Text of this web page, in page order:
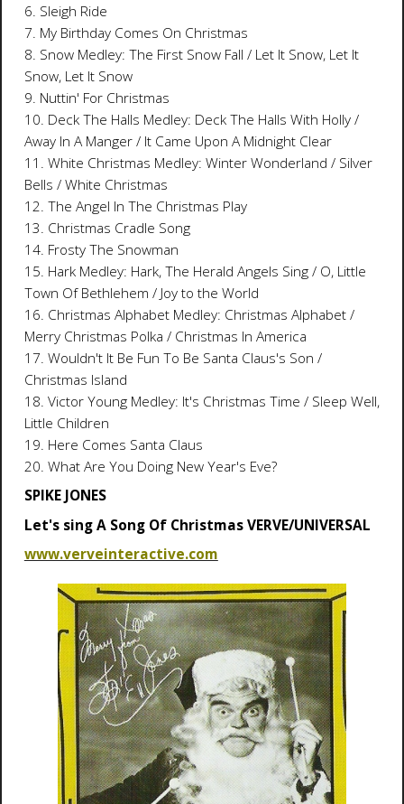
6. Sleigh Ride
7. My Birthday Comes On Christmas
8. Snow Medley: The First Snow Fall / Let It Snow, Let It
Snow, Let It Snow
9. Nuttin' For Christmas
10. Deck The Halls Medley: Deck The Halls With Holly /
Away In A Manger / It Came Upon A Midnight Clear
11. White Christmas Medley: Winter Wonderland / Silver
Bells / White Christmas
12. The Angel In The Christmas Play
13. Christmas Cradle Song
14. Frosty The Snowman
15. Hark Medley: Hark, The Herald Angels Sing / O, Little
Town Of Bethlehem / Joy to the World
16. Christmas Alphabet Medley: Christmas Alphabet /
Merry Christmas Polka / Christmas In America
17. Wouldn't It Be Fun To Be Santa Claus's Son /
Christmas Island
18. Victor Young Medley: It's Christmas Time / Sleep Well,
Little Children
19. Here Comes Santa Claus
20. What Are You Doing New Year's Eve?
SPIKE JONES
Let's sing A Song Of Christmas VERVE/UNIVERSAL
www.verveinteractive.com